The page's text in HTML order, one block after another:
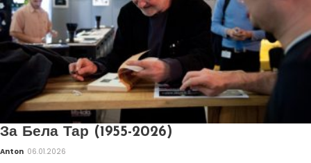
За Бела Тар (1955-2026)
Anton 06.01.2026